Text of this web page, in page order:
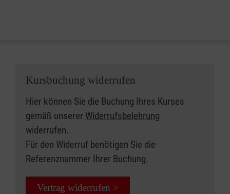
Kursbuchung widerrufen
Hier können Sie die Buchung Ihres Kurses
gemäß unserer Widerrufsbelehrung
widerrufen.
Für den Widerruf benötigen Sie die
Referenznummer Ihrer Buchung.
Vertrag widerrufen >